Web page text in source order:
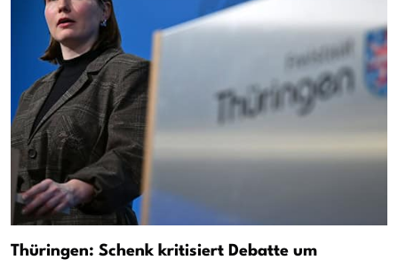
Thüringen: Schenk kritisiert Debatte um